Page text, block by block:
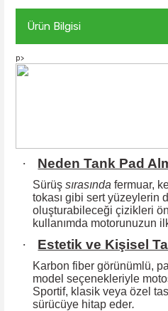
Ürün Bilgisi
p>
· Neden Tank Pad
Sürüş sırasında fermuar,
tokası gibi sert yüzeylerin
oluşturabileceği çizikleri
kullanımda motorunuzun
· Estetik ve Kişisel
Karbon fiber görünümlü,
model seçenekleriyle
Sportif, klasik veya özel
sürücüye hitap eder.